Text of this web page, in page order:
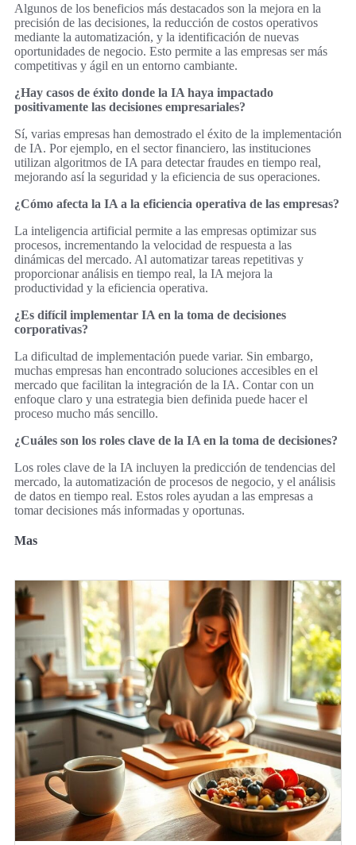
Algunos de los beneficios más destacados son la mejora en la
precisión de las decisiones, la reducción de costos operativos
mediante la automatización, y la identificación de nuevas
oportunidades de negocio. Esto permite a las empresas ser más
competitivas y ágil en un entorno cambiante.
¿Hay casos de éxito donde la IA haya impactado
positivamente las decisiones empresariales?
Sí, varias empresas han demostrado el éxito de la implementación
de IA. Por ejemplo, en el sector financiero, las instituciones
utilizan algoritmos de IA para detectar fraudes en tiempo real,
mejorando así la seguridad y la eficiencia de sus operaciones.
¿Cómo afecta la IA a la eficiencia operativa de las empresas?
La inteligencia artificial permite a las empresas optimizar sus
procesos, incrementando la velocidad de respuesta a las
dinámicas del mercado. Al automatizar tareas repetitivas y
proporcionar análisis en tiempo real, la IA mejora la
productividad y la eficiencia operativa.
¿Es difícil implementar IA en la toma de decisiones
corporativas?
La dificultad de implementación puede variar. Sin embargo,
muchas empresas han encontrado soluciones accesibles en el
mercado que facilitan la integración de la IA. Contar con un
enfoque claro y una estrategia bien definida puede hacer el
proceso mucho más sencillo.
¿Cuáles son los roles clave de la IA en la toma de decisiones?
Los roles clave de la IA incluyen la predicción de tendencias del
mercado, la automatización de procesos de negocio, y el análisis
de datos en tiempo real. Estos roles ayudan a las empresas a
tomar decisiones más informadas y oportunas.
Mas